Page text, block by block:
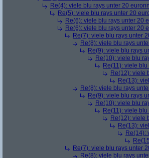
Re(4): viele blu rays unter 20
Re(5): viele blu rays unter 20
Re(6): viele blu rays unter 20
Re(6): viele blu rays unter 20
Re(7): viele blu rays unter
Re(8): viele blu rays
Re(9): viele blu rays
Re(10): viele blu
Re(11): viele
Re(12): viele
Re(13):
Re(8): viele blu rays
Re(9): viele blu rays
Re(10): viele blu
Re(11): viele
Re(12): viele
Re(13):
Re(14):
Re(7): viele blu rays unter
Re(8): viele blu rays